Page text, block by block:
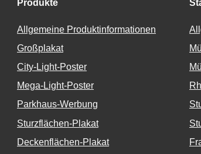
Produkte
Allgemeine Produktinformationen
Großplakat
City-Light-Poster
Mega-Light-Poster
Parkhaus-Werbung
Sturzflächen-Plakat
Deckenflächen-Plakat